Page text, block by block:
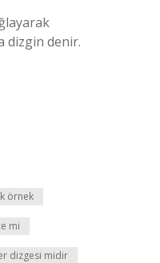
dizgin denir.
örnek
mi
dizgesi midir